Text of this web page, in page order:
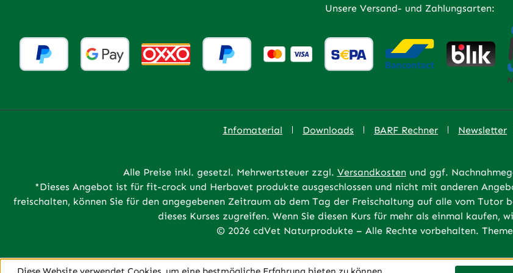
Unsere Versand- und Zahlungsarten:
Infomaterial Downloads BARF Rechner Newsletter
Alle Preise inkl. gesetzl. Mehrwertsteuer zzgl. Versandkosten und ggf.
*Dieses Angebot ist für fit-crock und Herbavet produkte ausgeschlossen und nicht mit anderen
freischalten, können Sie für den angegebenen Zeitraum ab dem Tag der Freischaltung auf alle vom
dieses Kurses zugreifen. Wenn Sie diesen Kurs für mehr als einmal kaufen,
© 2026 cdVet Naturprodukte – Alle Rechte vorbehalten.